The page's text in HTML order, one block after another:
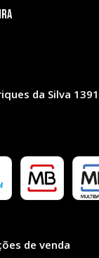
da Silva
de venda